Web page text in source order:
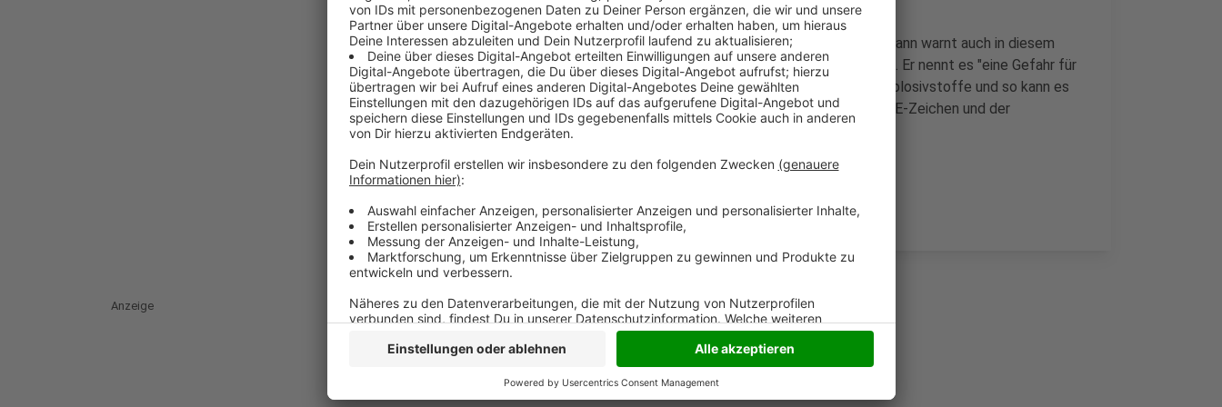
Der nordrhein-westfälische Gesundheitsminister Karl-Josef Laumann warnt auch in diesem
Jahr davor Silvesterfeuerwerk zu kaufen, das keine Zulassung hat. Er nennt es "eine Gefahr für
Leib und Seele". Oft enthalten diese Feuerwerkskörper zu viel Explosivstoffe und so kann es
zu schweren Unfällen kommen. Er empfiehlt nur Artikel mit dem CE-Zeichen und der
vierstelligen Kennnummer der Prüfstelle zu kaufen.
Anzeige
Anzeige